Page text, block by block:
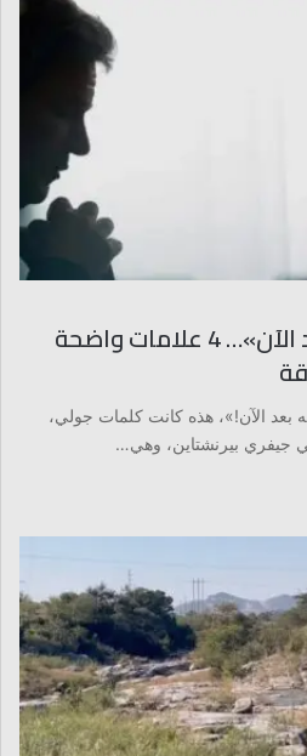
«لا يمكنني التحمل بعد الآن»… 4 علامات واضحة
بعد الآن!»، هذه كانت كلمات جولي،
جيفري بيرنشتاين، وهي…